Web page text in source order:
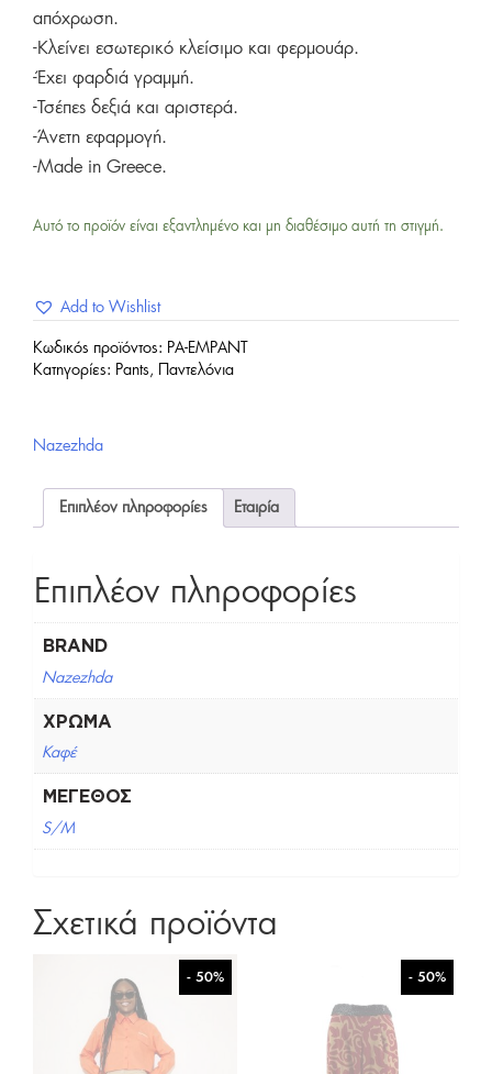
απόχρωση.
-Κλείνει εσωτερικό κλείσιμο και φερμουάρ.
-Έχει φαρδιά γραμμή.
-Τσέπες δεξιά και αριστερά.
-Άνετη εφαρμογή.
-Made in Greece.
Αυτό το προϊόν είναι εξαντλημένο και μη διαθέσιμο αυτή τη στιγμή.
Add to Wishlist
Κωδικός προϊόντος: PA-EMPANT
Κατηγορίες: Pants , Παντελόνια
Nazezhda
Επιπλέον πληροφορίες Εταιρία
Επιπλέον πληροφορίες
BRAND
Nazezhda
ΧΡΏΜΑ
Καφέ
ΜΈΓΕΘΟΣ
S/M
Σχετικά προϊόντα
- 50% - 50%